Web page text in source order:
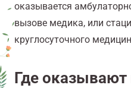
оказывается
вызове медика, или
круглосуточного
Где